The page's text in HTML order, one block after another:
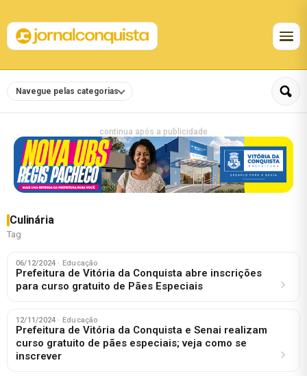
Navegue pelas categorias
continua após a publicidade
Culinária
Tag
06/12/2024 · Educação
Prefeitura de Vitória da Conquista abre inscrições
para curso gratuito de Pães Especiais
12/11/2024 · Educação
Prefeitura de Vitória da Conquista e Senai realizam
curso gratuito de pães especiais; veja como se
inscrever